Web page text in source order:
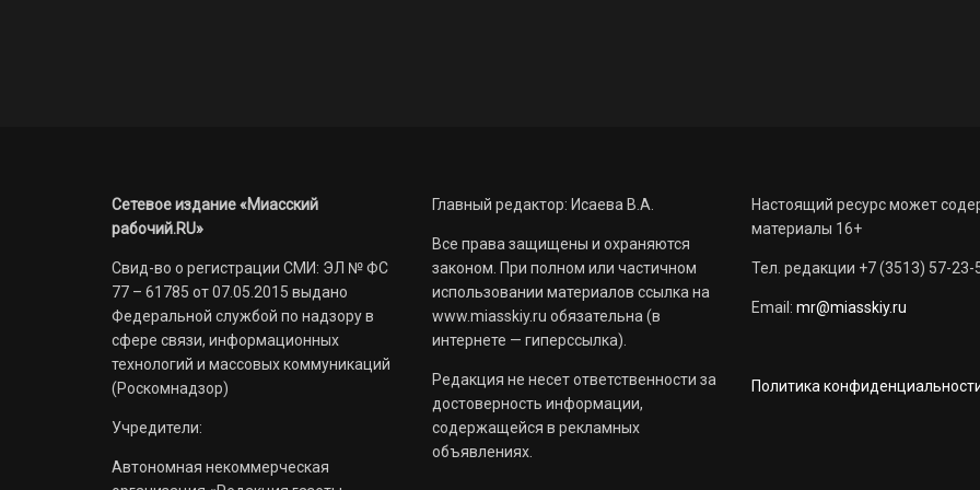
Сетевое издание «Миасский
рабочий.RU»
Свид-во о регистрации СМИ: ЭЛ № ФС
77 – 61785 от 07.05.2015 выдано
Федеральной службой по надзору в
сфере связи, информационных
технологий и массовых коммуникаций
(Роскомнадзор)
Учредители:
Автономная некоммерческая
Главный редактор: Исаева В.А.
Все права защищены и охраняются
законом. При полном или частичном
использовании материалов ссылка на
www.miasskiy.ru обязательна (в
интернете — гиперссылка).
Редакция не несет ответственности за
достоверность информации,
содержащейся в рекламных
объявлениях.
Настоящий ресурс может
материалы 16+
Тел. редакции +7 (3513) 57-23-
Email: mr@miasskiy.ru
Политика